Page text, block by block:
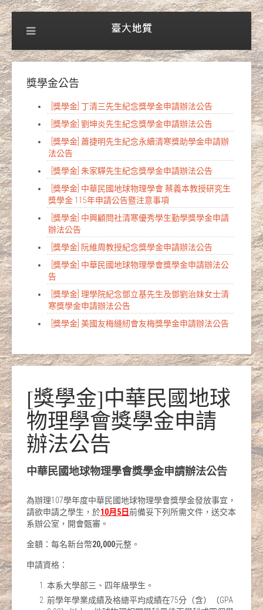
獎學金公告
[獎學金] 丁清三先生紀念獎學金申請辦法公告
[獎學金] 劉坤炎先生紀念獎學金申請辦法公告
[獎學金] 蕭捷明先生紀念永續清寒獎助學金申請辦
法公告
[獎學金] 朱家驊先生紀念獎學金申請辦法公告
[獎學金] 中華民國地球物理學會 蔡義本教授研究生
獎學金 115年申請公告暨注意事項
[獎學金] 中興顧問社清寒優秀學生勤學獎學金申請
辦法公告
[獎學金] 阮維周教授紀念獎學金申請辦法公告
[獎學金] 中華民國地球物理學會獎學金申請辦法公
告
[獎學金] 理學院紀念鄧立基先生及鄧劉治妹女士清
寒獎學金申請辦法公告
[獎學金] 美國友梅縫紉會友梅獎學金申請辦法公告
[獎學金]中華民國地球
物理學會獎學金申請
辦法公告
中華民國地球物理學會獎學金申請辦法公告
為辦理107學年度中華民國地球物理學會獎學金發放事宜，
請欲申請之學生，於10月 5 日前備妥下列所需文件，送交本
系辦公室，開會甄審。
金額：每名新台幣20,000元整。
申請資格：
本系大學部三、四年級學生。
前學年學業成績及格總平均成績在75分（含）（GPA